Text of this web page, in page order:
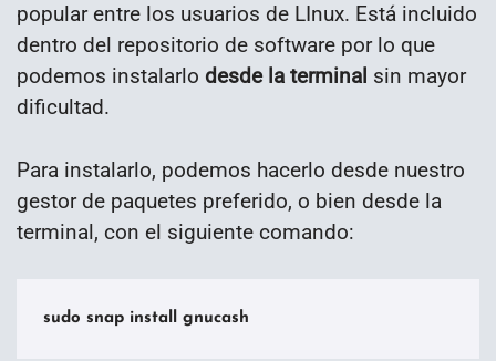
popular entre los usuarios de LInux. Está incluido
dentro del repositorio de software por lo que
podemos instalarlo desde la terminal sin mayor
dificultad.
Para instalarlo, podemos hacerlo desde nuestro
gestor de paquetes preferido, o bien desde la
terminal, con el siguiente comando:
sudo snap install gnucash